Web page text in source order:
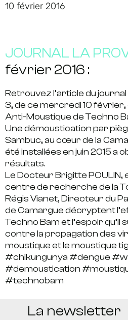
10 février 2016
JOURNAL LA
février 2016 :
Retrouvez l’article du
3, de ce mercredi 10
Anti-Moustique de Techno
Une démoustication par
Sambuc, au cœur de la
été installées en juin 2015 a
résultats.
Le Docteur Brigitte POULIN,
centre de recherche de la
Régis Vianet, Directeur du
de Camargue décryptent
Techno Bam et l’espoir
contre la propagation des
moustique et le moustique
#chikungunya #dengue
#demoustication
#technobam
La newsletter